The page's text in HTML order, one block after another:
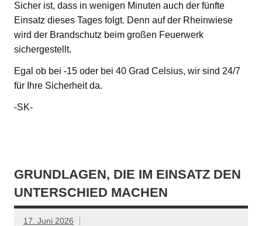
Sicher ist, dass in wenigen Minuten auch der fünfte
Einsatz dieses Tages folgt. Denn auf der Rheinwiese
wird der Brandschutz beim großen Feuerwerk
sichergestellt.
Egal ob bei -15 oder bei 40 Grad Celsius, wir sind 24/7
für Ihre Sicherheit da.
-SK-
GRUNDLAGEN, DIE IM EINSATZ DEN
UNTERSCHIED MACHEN
17. Juni 2026